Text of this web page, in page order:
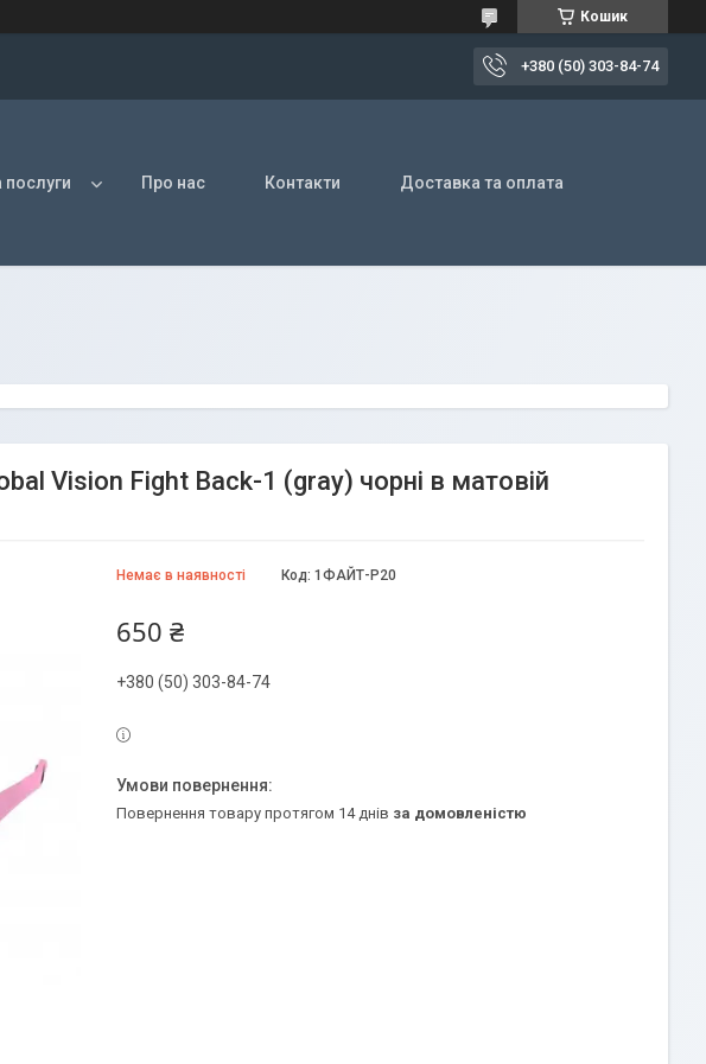
Кошик
+380 (50) 303-84-74
послуги Про нас Контакти Доставка та оплата
Vision Fight Back-1 (gray) чорні в матовій
Немає в наявності Код: 1ФАЙТ-Р20
650 ₴
+380 (50) 303-84-74
повернення товару протягом 14 днів за домовленістю